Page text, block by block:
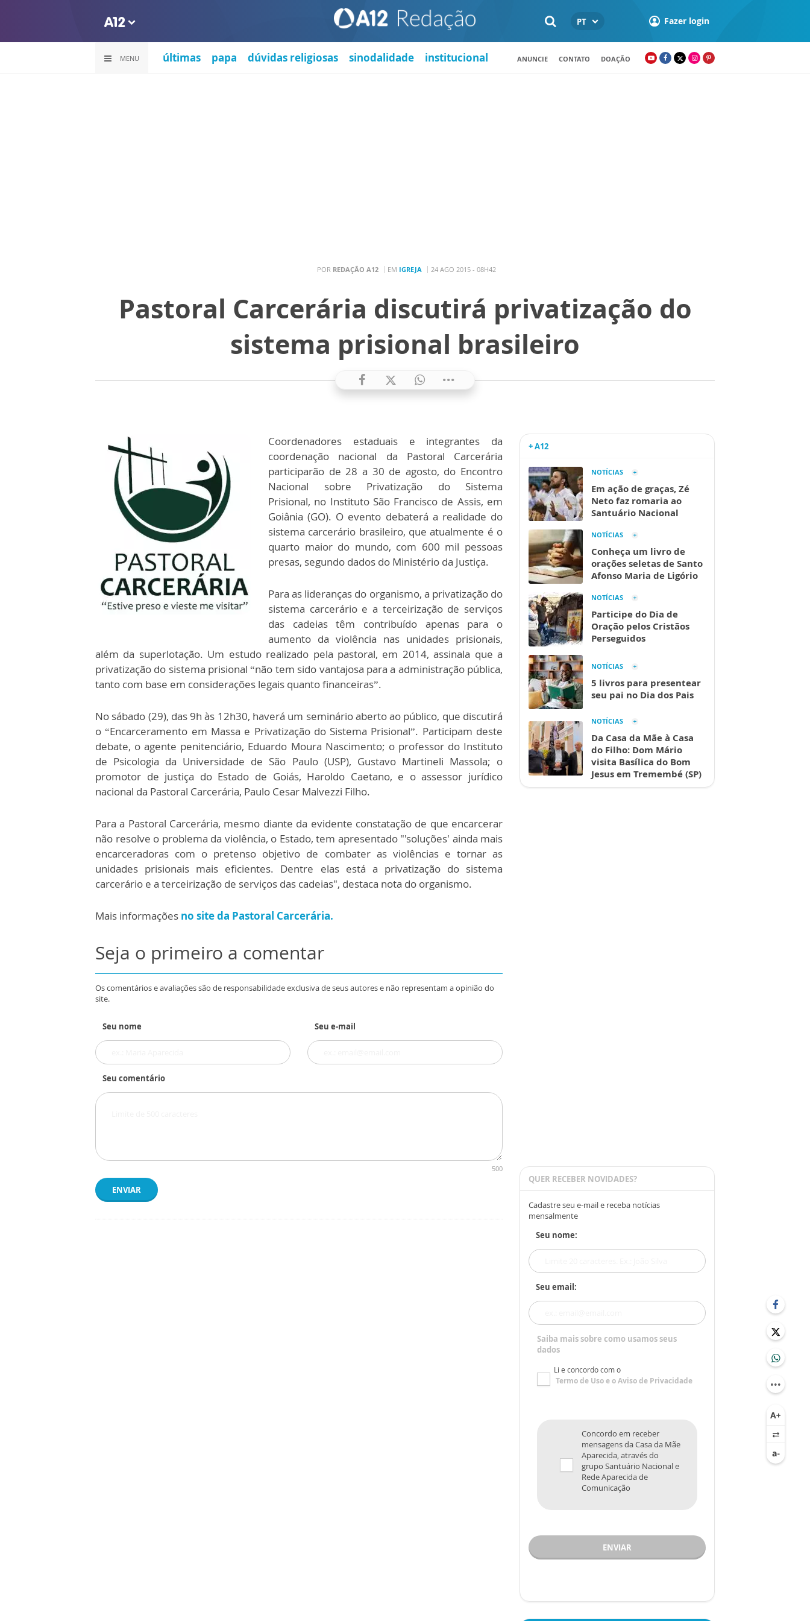
PT Fazer login
MENU últimas papa dúvidas religiosas sinodalidade institucional ANUNCIE CONTATO DOAÇÃO
POR REDAÇÃO A12 EM IGREJA 24 AGO 2015 - 08H42
Pastoral Carcerária discutirá privatização do
sistema prisional brasileiro
Coordenadores estaduais e integrantes da
coordenação nacional da Pastoral Carcerária
participarão de 28 a 30 de agosto, do Encontro
Nacional sobre Privatização do Sistema
Prisional, no Instituto São Francisco de Assis, em
Goiânia (GO). O evento debaterá a realidade do
sistema carcerário brasileiro, que atualmente é o
quarto maior do mundo, com 600 mil pessoas
presas, segundo dados do Ministério da Justiça.
Para as lideranças do organismo, a privatização do
sistema carcerário e a terceirização de serviços
das cadeias têm contribuído apenas para o
aumento da violência nas unidades prisionais,
além da superlotação. Um estudo realizado pela pastoral, em 2014, assinala que a
privatização do sistema prisional “não tem sido vantajosa para a administração pública,
tanto com base em considerações legais quanto financeiras”.
No sábado (29), das 9h às 12h30, haverá um seminário aberto ao público, que discutirá
o “Encarceramento em Massa e Privatização do Sistema Prisional”. Participam deste
debate, o agente penitenciário, Eduardo Moura Nascimento; o professor do Instituto
de Psicologia da Universidade de São Paulo (USP), Gustavo Martineli Massola; o
promotor de justiça do Estado de Goiás, Haroldo Caetano, e o assessor jurídico
nacional da Pastoral Carcerária, Paulo Cesar Malvezzi Filho.
Para a Pastoral Carcerária, mesmo diante da evidente constatação de que encarcerar
não resolve o problema da violência, o Estado, tem apresentado "'soluções' ainda mais
encarceradoras com o pretenso objetivo de combater as violências e tornar as
unidades prisionais mais eficientes. Dentre elas está a privatização do sistema
carcerário e a terceirização de serviços das cadeias", destaca nota do organismo.
Mais informações no site da Pastoral Carcerária.
Seja o primeiro a comentar
Os comentários e avaliações são de responsabilidade exclusiva de seus autores e não representam a opinião do
site.
Seu nome Seu e-mail
Seu comentário
500
ENVIAR
+ A12
NOTÍCIAS
Em ação de graças, Zé
Neto faz romaria ao
Santuário Nacional
NOTÍCIAS
Conheça um livro de
orações seletas de Santo
Afonso Maria de Ligório
NOTÍCIAS
Participe do Dia de
Oração pelos Cristãos
Perseguidos
NOTÍCIAS
5 livros para presentear
seu pai no Dia dos Pais
NOTÍCIAS
Da Casa da Mãe à Casa
do Filho: Dom Mário
visita Basílica do Bom
Jesus em Tremembé (SP)
QUER RECEBER NOVIDADES?
Cadastre seu e-mail e receba notícias
mensalmente
Seu nome:
Seu email:
Saiba mais sobre como usamos seus
dados
Li e concordo com o
Termo de Usoe oAviso de Privacidade
Concordo em receber
mensagens da Casa da Mãe
Aparecida, através do
grupo Santuário Nacional e
Rede Aparecida de
Comunicação
ENVIAR